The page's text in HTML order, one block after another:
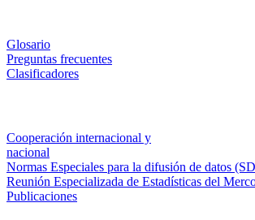
Glosario
Preguntas frecuentes
Clasificadores
Cooperación internacional y
nacional
Normas Especiales para la difusión de datos
Reunión Especializada de Estadísticas del
Publicaciones